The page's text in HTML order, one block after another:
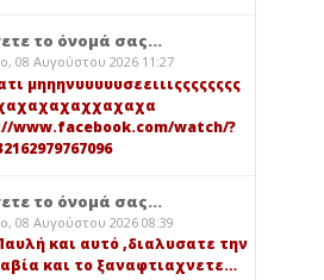
το όνομά σας...
08 Αυγούστου 2026 11:27
μηηηνυυυυυσεειιιςςςςςςςς
www.facebook.com/watch/?
το όνομά σας...
08 Αυγούστου 2026 08:39
και αυτό ,διαλυσατε την
και το ξαναφτιαχνετε…